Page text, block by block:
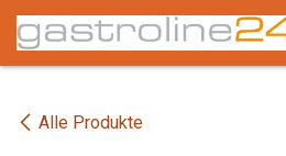
Zum Inhalt springen
Alle Produkte